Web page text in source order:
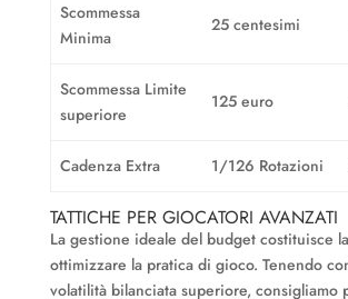
Scommessa
Minima
25 centesimi
Scommessa Limite
superiore
125 euro
Cadenza Extra 1/126 Rotazioni
TATTICHE PER GIOCATORI AVANZATI
La gestione ideale del budget costituisce
ottimizzare la pratica di gioco. Tenendo
volatilità bilanciata superiore, consigliamo